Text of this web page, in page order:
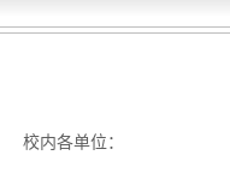
校内各单位：